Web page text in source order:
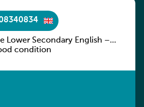
Lower Secondary English –
Book
condition